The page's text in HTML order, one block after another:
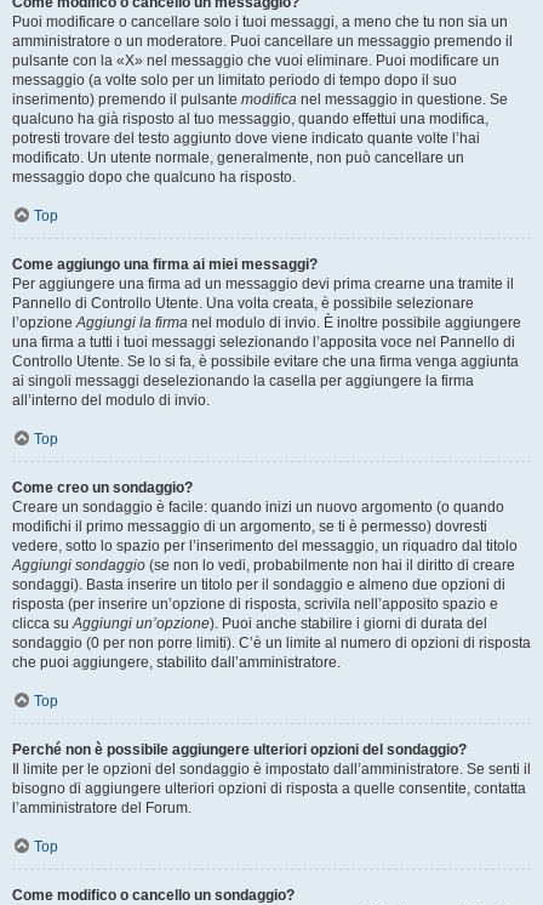
Puoi modificare o cancellare solo i tuoi messaggi, a meno che tu non sia un
amministratore o un moderatore. Puoi cancellare un messaggio premendo il
pulsante con la «X» nel messaggio che vuoi eliminare. Puoi modificare un
messaggio (a volte solo per un limitato periodo di tempo dopo il suo
inserimento) premendo il pulsante modifica nel messaggio in questione. Se
qualcuno ha già risposto al tuo messaggio, quando effettui una modifica,
potresti trovare del testo aggiunto dove viene indicato quante volte l’hai
modificato. Un utente normale, generalmente, non può cancellare un
messaggio dopo che qualcuno ha risposto.
Top
Come aggiungo una firma ai miei messaggi?
Per aggiungere una firma ad un messaggio devi prima crearne una tramite il
Pannello di Controllo Utente. Una volta creata, è possibile selezionare
l’opzioneAggiungi la firma nel modulo di invio. È inoltre possibile aggiungere
una firma a tutti i tuoi messaggi selezionando l’apposita voce nel Pannello di
Controllo Utente. Se lo si fa, è possibile evitare che una firma venga aggiunta
ai singoli messaggi deselezionando la casella per aggiungere la firma
all’interno del modulo di invio.
Top
Come creo un sondaggio?
Creare un sondaggio è facile: quando inizi un nuovo argomento (o quando
modifichi il primo messaggio di un argomento, se ti è permesso) dovresti
vedere, sotto lo spazio per l’inserimento del messaggio, un riquadro dal titolo
Aggiungi sondaggio (se non lo vedi, probabilmente non hai il diritto di creare
sondaggi). Basta inserire un titolo per il sondaggio e almeno due opzioni di
risposta (per inserire un’opzione di risposta, scrivila nell’apposito spazio e
clicca suAggiungi un’opzione). Puoi anche stabilire i giorni di durata del
sondaggio (0 per non porre limiti). C’è un limite al numero di opzioni di risposta
che puoi aggiungere, stabilito dall’amministratore.
Top
Perché non è possibile aggiungere ulteriori opzioni del sondaggio?
Il limite per le opzioni del sondaggio è impostato dall’amministratore. Se senti il
bisogno di aggiungere ulteriori opzioni di risposta a quelle consentite, contatta
l’amministratore del Forum.
Top
Come modifico o cancello un sondaggio?